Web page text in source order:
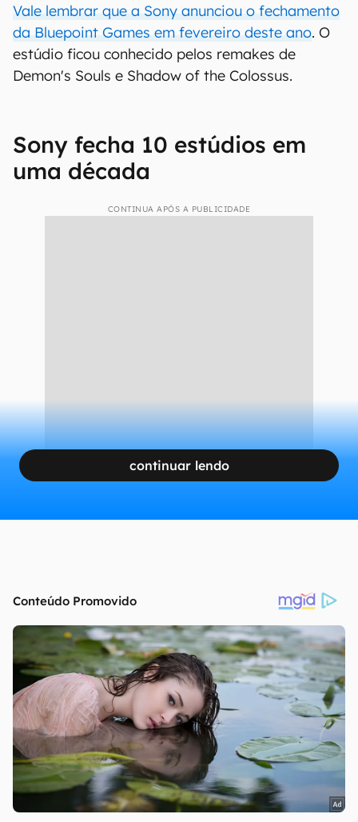
Vale lembrar que a Sony anunciou o fechamento
da Bluepoint Games em fevereiro deste ano. O
estúdio ficou conhecido pelos remakes de
Demon's Souls e Shadow of the Colossus.
Sony fecha 10 estúdios em
uma década
CONTINUA APÓS A PUBLICIDADE
continuar lendo